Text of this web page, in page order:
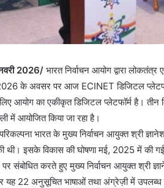
2026/ भारत निर्वाचन आयोग द्वारा
के अवसर पर आज ECINET डिजिटल
आयोग का एकीकृत डिजिटल प्लेटफॉर्म है।
में आयोजित किया जा रहा है।
भारत के मुख्य निर्वाचन आयुक्त श्री
थी। इसके विकास की घोषणा मई, 2025 में की
संबोधित करते हुए मुख्य निर्वाचन आयुक्त श्री
यह 22 अनुसूचित भाषाओं तथा अंग्रेज़ी में उपलब्ध